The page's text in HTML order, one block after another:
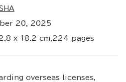
20, 2025
x 18.2 cm,224 pages
overseas licenses,